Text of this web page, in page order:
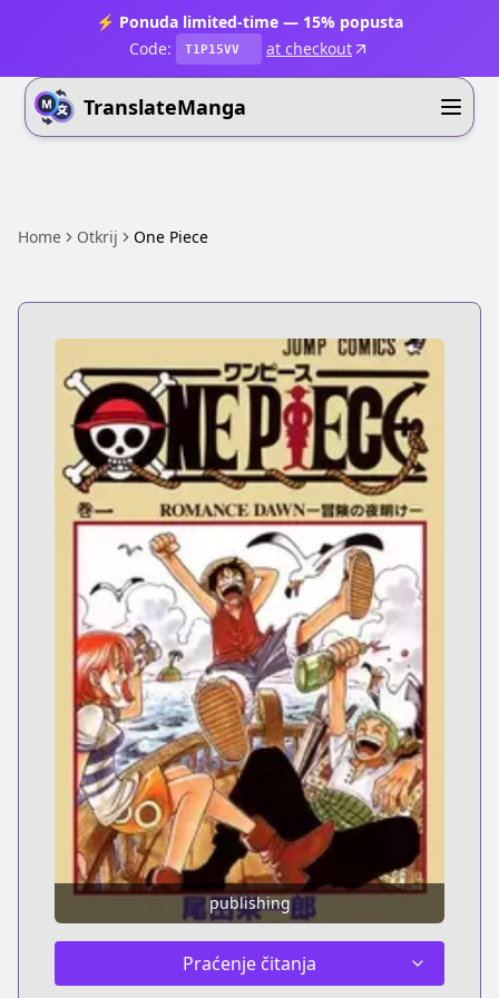
⚡ Ponuda limited-time — 15% popusta
Code:
T1P15VV at checkout
TranslateManga
Home Otkrij One Piece
publishing
Praćenje čitanja